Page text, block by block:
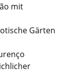
mit
Gärten